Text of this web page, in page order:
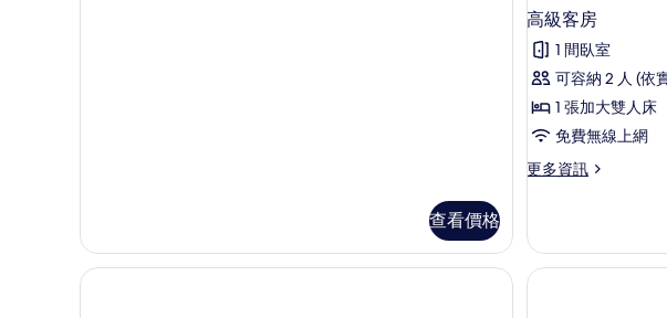
查看價格
高級客房
1 間臥室
可容納 2 人 (依
1 張加大雙人床
免費無線上網
更多資訊
更
客
房
的